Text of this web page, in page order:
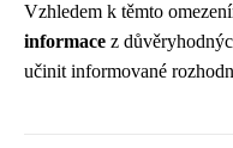
Vzhledem k těmto
informace z
učinit informované